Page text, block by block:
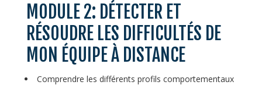
MODULE 2: DÉTECTER ET
RÉSOUDRE LES DIFFICULTÉS DE
MON ÉQUIPE À DISTANCE
Comprendre les différents profils comportementaux